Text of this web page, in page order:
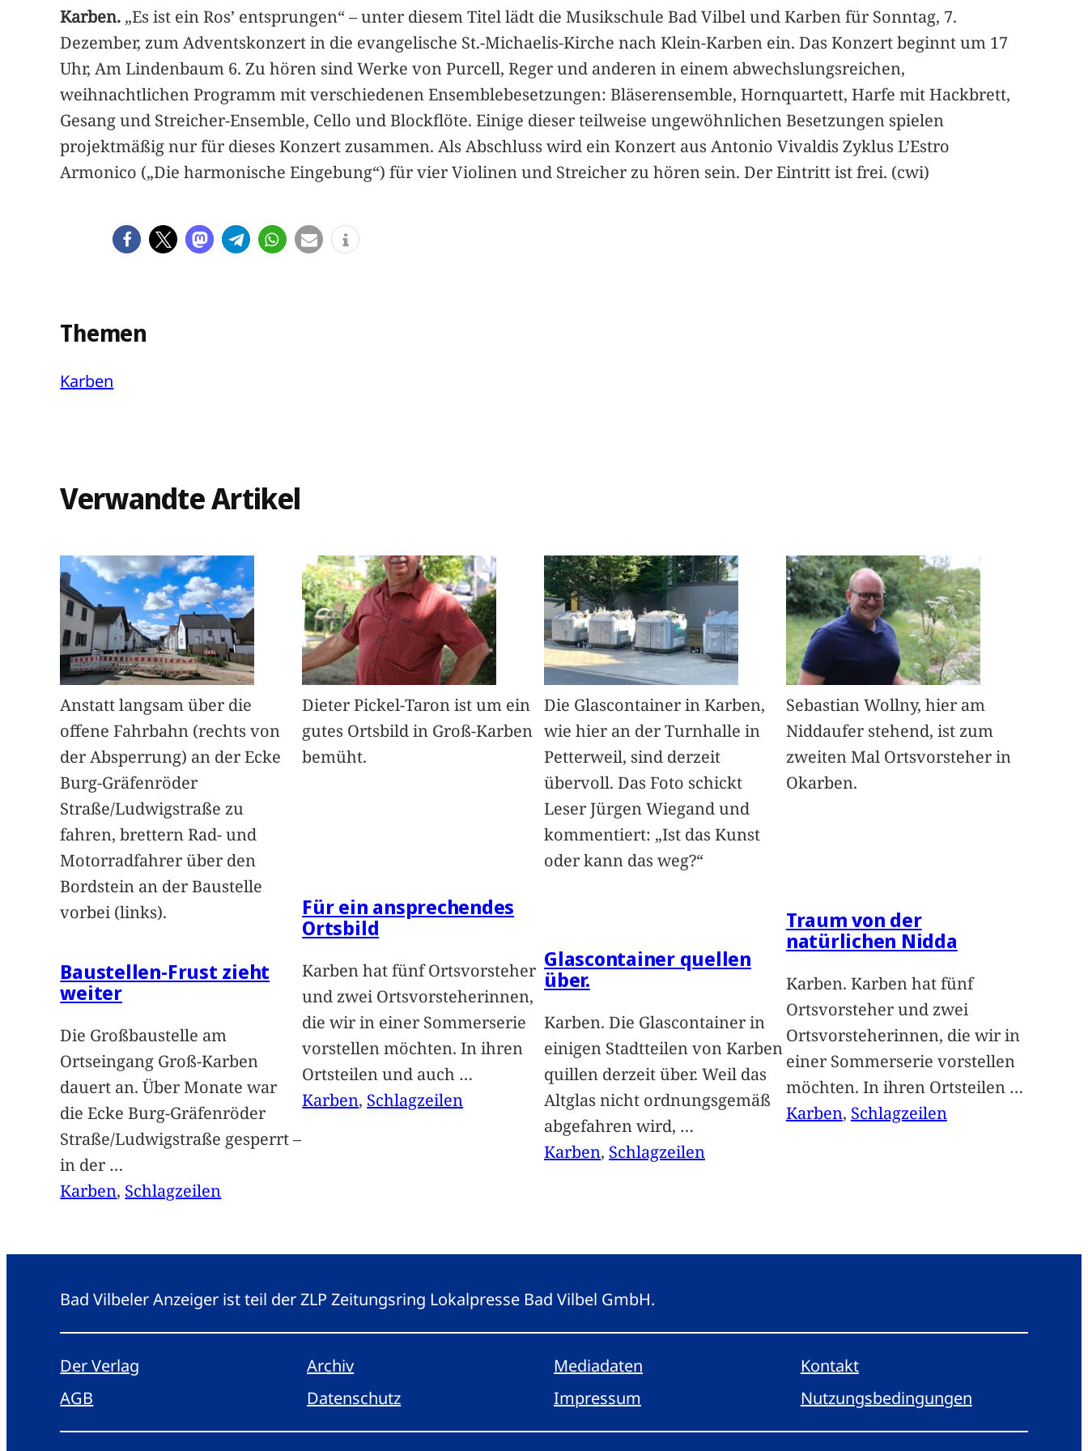
Karben. „Es ist ein Ros’ entsprungen“ – unter diesem Titel lädt die Musikschule Bad Vilbel und Karben für Sonntag, 7.
Dezember, zum Adventskonzert in die evangelische St.-Michaelis-Kirche nach Klein-Karben ein. Das Konzert beginnt um 17
Uhr, Am Lindenbaum 6. Zu hören sind Werke von Purcell, Reger und anderen in einem abwechslungsreichen,
weihnachtlichen Programm mit verschiedenen Ensemblebesetzungen: Bläserensemble, Hornquartett, Harfe mit Hackbrett,
Gesang und Streicher-Ensemble, Cello und Blockflöte. Einige dieser teilweise ungewöhnlichen Besetzungen spielen
projektmäßig nur für dieses Konzert zusammen. Als Abschluss wird ein Konzert aus Antonio Vivaldis Zyklus L’Estro
Armonico („Die harmonische Eingebung“) für vier Violinen und Streicher zu hören sein. Der Eintritt ist frei. (cwi)
Themen
Karben
Verwandte Artikel
Anstatt langsam über die
offene Fahrbahn (rechts von
der Absperrung) an der Ecke
Burg-Gräfenröder
Straße/Ludwigstraße zu
fahren, brettern Rad- und
Motorradfahrer über den
Bordstein an der Baustelle
vorbei (links).
Baustellen-Frust zieht
weiter
Die Großbaustelle am
Ortseingang Groß-Karben
dauert an. Über Monate war
die Ecke Burg-Gräfenröder
Straße/Ludwigstraße gesperrt –
in der …
Karben, Schlagzeilen
Dieter Pickel-Taron ist um ein
gutes Ortsbild in Groß-Karben
bemüht.
Für ein ansprechendes
Ortsbild
Karben hat fünf Ortsvorsteher
und zwei Ortsvorsteherinnen,
die wir in einer Sommerserie
vorstellen möchten. In ihren
Ortsteilen und auch …
Karben, Schlagzeilen
Die Glascontainer in Karben,
wie hier an der Turnhalle in
Petterweil, sind derzeit
übervoll. Das Foto schickt
Leser Jürgen Wiegand und
kommentiert: „Ist das Kunst
oder kann das weg?“
Glascontainer quellen
über.
Karben. Die Glascontainer in
einigen Stadtteilen von Karben
quillen derzeit über. Weil das
Altglas nicht ordnungsgemäß
abgefahren wird, …
Karben, Schlagzeilen
Sebastian Wollny, hier am
Niddaufer stehend, ist zum
zweiten Mal Ortsvorsteher in
Okarben.
Traum von der
natürlichen Nidda
Karben. Karben hat fünf
Ortsvorsteher und zwei
Ortsvorsteherinnen, die wir in
einer Sommerserie vorstellen
möchten. In ihren Ortsteilen …
Karben, Schlagzeilen
Bad Vilbeler Anzeiger ist teil der ZLP Zeitungsring Lokalpresse Bad Vilbel GmbH.
Der Verlag Archiv Mediadaten
Kontakt
AGB
Datenschutz Impressum Nutzungsbedingungen